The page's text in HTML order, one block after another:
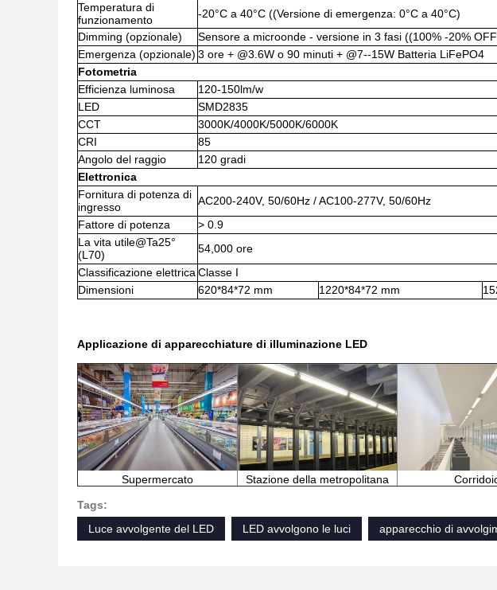
Temperatura di
funzionamento
-20°C a 40°C ((Versione di emergenza: 0°C a 40°C)
Dimming (opzionale)
Sensore a microonde - versione in 3 fasi ((100% -20%
Emergenza (opzionale) 3 ore + @3.6W o 90 minuti + @7--15W Batteria LiFePO4
Fotometria
Efficienza luminosa
120-150lm/w
LED
SMD2835
CCT
3000K/4000K/5000K/6000K
CRI
85
Angolo del raggio
120 gradi
Elettronica
Fornitura di potenza di
ingresso
AC200-240V, 50/60Hz / AC100-277V, 50/60Hz
Fattore di potenza
> 0.9
La vita utile@Ta25°
(L70)
54,000 ore
Classificazione elettrica Classe I
Dimensioni
620*84*72 mm 1220*84*72 mm
Applicazione di apparecchiature di illuminazione LED
Supermercato Stazione della metropolitana
Tags:
Luce avvolgente del LED
LED avvolgono le luci apparecchio di